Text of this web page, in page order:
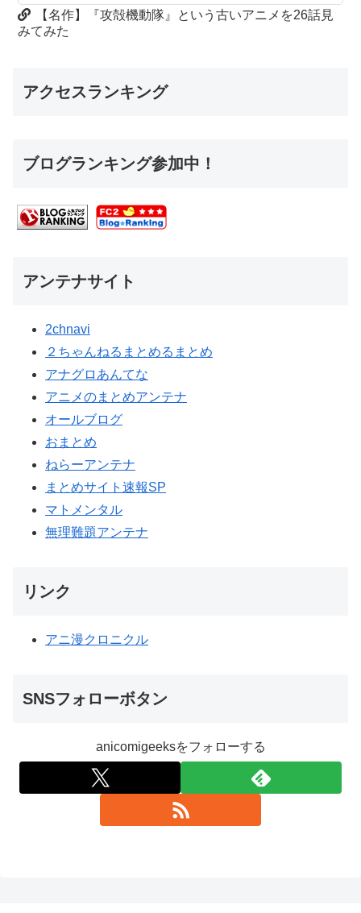
【名作】『攻殻機動隊』という古いアニメを26話見
みてみた
アクセスランキング
ブログランキング参加中！
アンテナサイト
2chnavi
２ちゃんねるまとめるまとめ
アナグロあんてな
アニメのまとめアンテナ
オールブログ
おまとめ
ねらーアンテナ
まとめサイト速報SP
マトメンタル
無理難題アンテナ
リンク
アニ漫クロニクル
SNSフォローボタン
anicomigeeksをフォローする